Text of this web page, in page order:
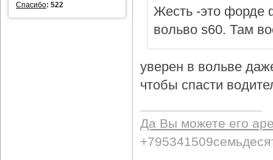
Спасибо: 522
Жесть -это форде
вольво s60. Там
уверен в вольве
чтобы спасти
Да Вы можете его